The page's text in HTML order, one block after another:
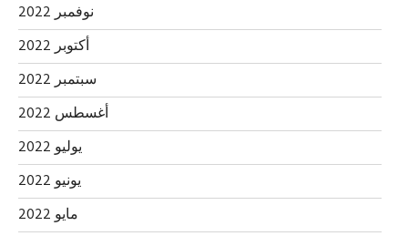
نوفمبر 2022
أكتوبر 2022
سبتمبر 2022
أغسطس 2022
يوليو 2022
يونيو 2022
مايو 2022